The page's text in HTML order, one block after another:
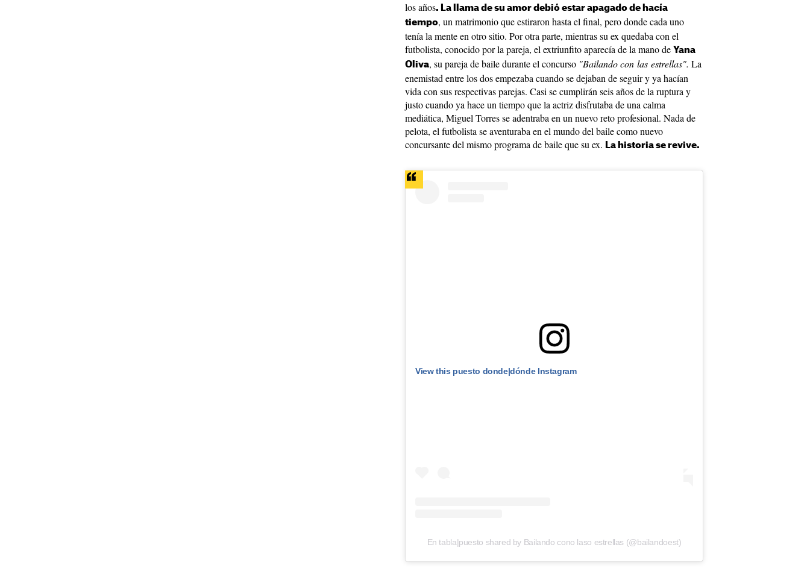
los años. La llama de su amor debió estar apagado de hacía
tiempo, un matrimonio que estiraron hasta el final, pero donde cada uno
tenía la mente en otro sitio. Por otra parte, mientras su ex quedaba con el
futbolista, conocido por la pareja, el extriunfito aparecía de la mano de Yana
Oliva, su pareja de baile durante el concurso "Bailando con las estrellas". La
enemistad entre los dos empezaba cuando se dejaban de seguir y ya hacían
vida con sus respectivas parejas. Casi se cumplirán seis años de la ruptura y
justo cuando ya hace un tiempo que la actriz disfrutaba de una calma
mediática, Miguel Torres se adentraba en un nuevo reto profesional. Nada de
pelota, el futbolista se aventuraba en el mundo del baile como nuevo
concursante del mismo programa de baile que su ex. La historia se revive.
View this puesto donde|dónde Instagram
En tabla|puesto shared by Bailando cono laso estrellas (@bailandoest)